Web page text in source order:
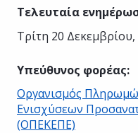
Τελευταία
Τρίτη 20 Δεκεμβρίου,
Υπεύθυνος φορέας:
Οργανισμός
Ενισχύσεων
(ΟΠΕΚΕΠΕ)